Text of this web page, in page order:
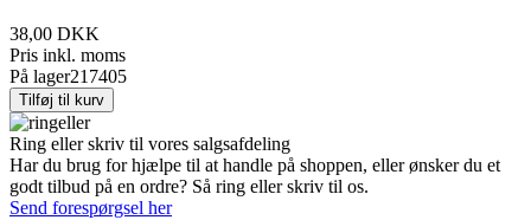
38,00 DKK
Pris inkl. moms
På lager217405
Tilføj til kurv
Ring eller skriv til vores salgsafdeling
Har du brug for hjælpe til at handle på shoppen, eller ønsker du et
godt tilbud på en ordre? Så ring eller skriv til os.
Send forespørgsel her